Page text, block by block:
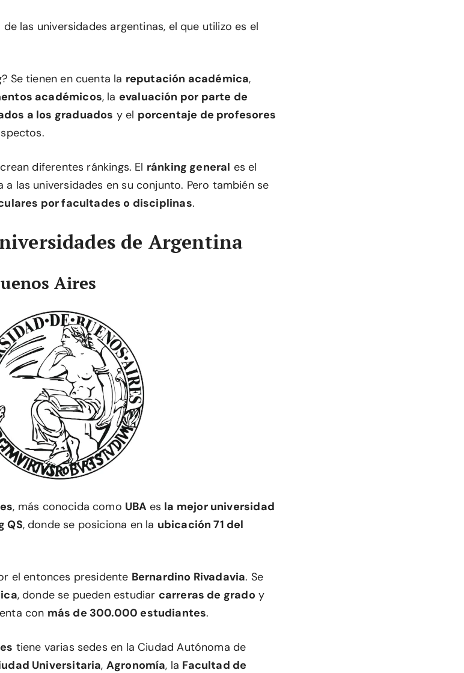
las universidades argentinas, el que utilizo es el
Se tienen en cuenta la reputación académica,
académicos, la evaluación por parte de
a los graduados y el porcentaje de profesores
diferentes ránkings. El ránking general es el
las universidades en su conjunto. Pero también se
por facultades o disciplinas.
de Argentina
Aires
, más conocida como UBA es la mejor universidad
QS, donde se posiciona en la ubicación 71 del
el entonces presidente Bernardino Rivadavia. Se
, donde se pueden estudiar carreras de grado y
con más de 300.000 estudiantes.
tiene varias sedes en la Ciudad Autónoma de
Universitaria, Agronomía, la Facultad de